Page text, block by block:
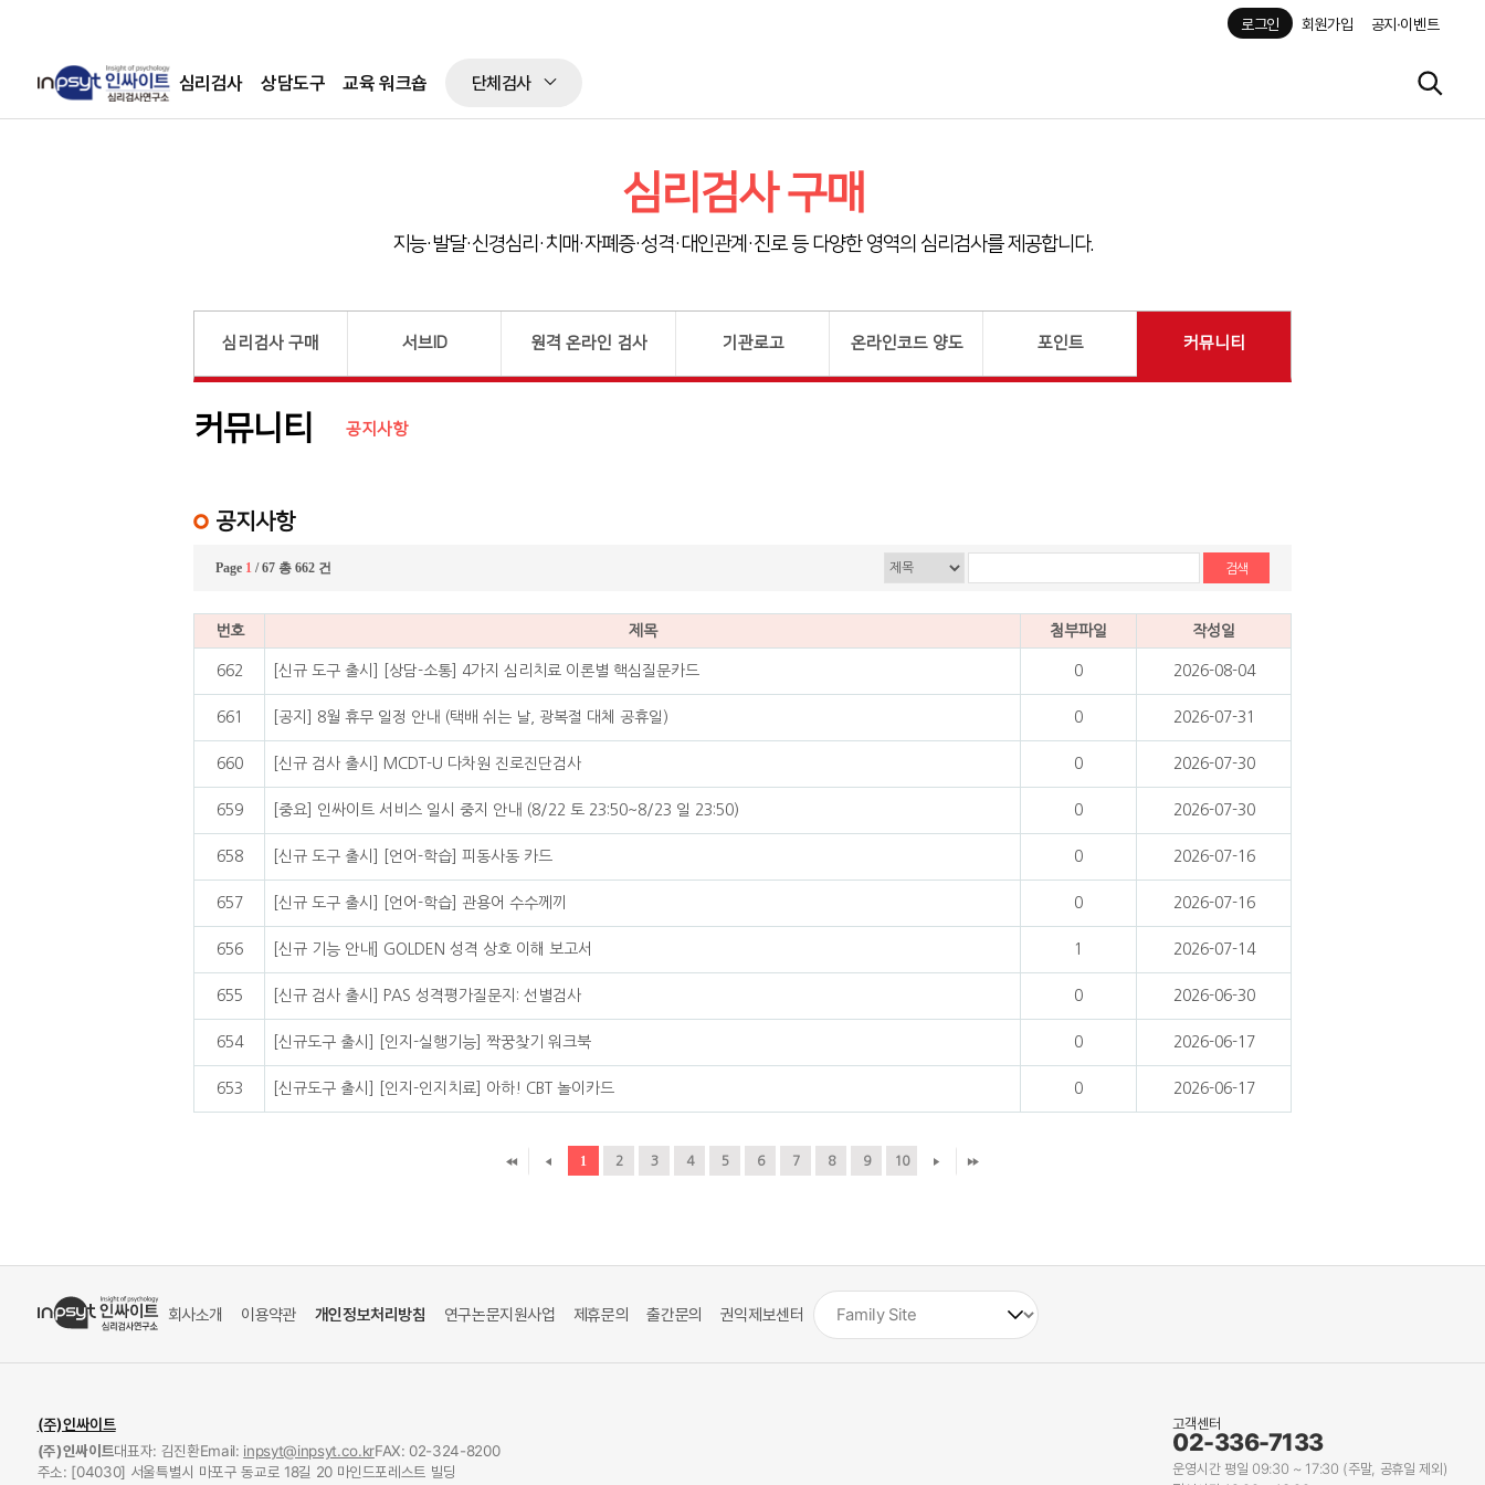
심리검사 상담도구 교육 워크숍 단체검사
로그인 회원가입 공지·이벤트
심리검사 구매
지능·발달·신경심리·치매·자폐증·성격·대인관계·진로 등 다양한 영역의 심리검사를 제공합니다.
심리검사 구매 서브ID 원격 온라인 검사 기관로고 온라인코드 양도 포인트 커뮤니티
커뮤니티 공지사항
공지사항
Page 1 / 67 총 662 건 검색
번호 제목 첨부파일 작성일
662 [신규 도구 출시] [상담-소통] 4가지 심리치료 이론별 핵심질문카드 0 2026-08-04
661 [공지] 8월 휴무 일정 안내 (택배 쉬는 날, 광복절 대체 공휴일) 0 2026-07-31
660 [신규 검사 출시] MCDT-U 다차원 진로진단검사 0 2026-07-30
659 [중요] 인싸이트 서비스 일시 중지 안내 (8/22 토 23:50~8/23 일 23:50) 0 2026-07-30
658 [신규 도구 출시] [언어-학습] 피동사동 카드 0 2026-07-16
657 [신규 도구 출시] [언어-학습] 관용어 수수께끼 0 2026-07-16
656 [신규 기능 안내] GOLDEN 성격 상호 이해 보고서 1 2026-07-14
655 [신규 검사 출시] PAS 성격평가질문지: 선별검사 0 2026-06-30
654 [신규도구 출시] [인지-실행기능] 짝꿍찾기 워크북 0 2026-06-17
653 [신규도구 출시] [인지-인지치료] 아하! CBT 놀이카드 0 2026-06-17
1 2 3 4 5 6 7 8 9 10
회사소개 이용약관 개인정보처리방침 연구논문지원사업 제휴문의 출간문의 권익제보센터
(주)인싸이트
(주)인싸이트대표자: 김진환Email: inpsyt@inpsyt.co.krFAX: 02-324-8200
주소: [04030] 서울특별시 마포구 동교로 18길 20 마인드포레스트 빌딩
고객센터
02-336-7133
운영시간 평일 09:30 ~ 17:30 (주말, 공휴일 제외)